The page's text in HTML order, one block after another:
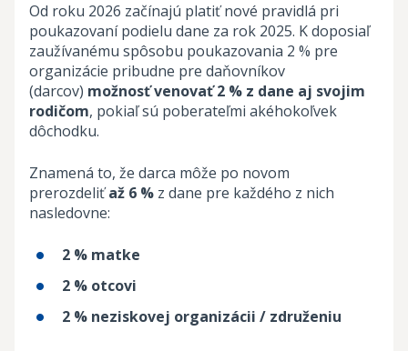
Od roku 2026 začínajú platiť nové pravidlá pri
poukazovaní podielu dane za rok 2025. K doposiaľ
zaužívanému spôsobu poukazovania 2 % pre
organizácie pribudne pre daňovníkov
(darcov) možnosť venovať 2 % z dane aj svojim
rodičom, pokiaľ sú poberateľmi akéhokoľvek
dôchodku.
Znamená to, že darca môže po novom
prerozdeliť až 6 % z dane pre každého z nich
nasledovne:
2 % matke
2 % otcovi
2 % neziskovej organizácii / združeniu